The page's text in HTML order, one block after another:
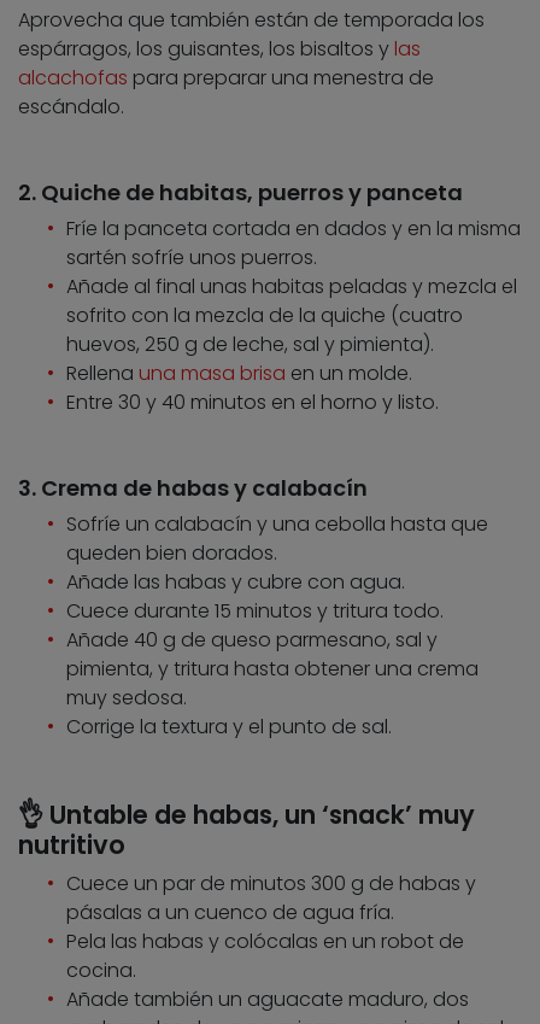
Aprovecha que también están de temporada los
espárragos, los guisantes, los bisaltos y las
alcachofas para preparar una menestra de
escándalo.
2. Quiche de habitas, puerros y panceta
Fríe la panceta cortada en dados y en la misma
sartén sofríe unos puerros.
Añade al final unas habitas peladas y mezcla el
sofrito con la mezcla de la quiche (cuatro
huevos, 250 g de leche, sal y pimienta).
Rellena una masa brisa en un molde.
Entre 30 y 40 minutos en el horno y listo.
3. Crema de habas y calabacín
Sofríe un calabacín y una cebolla hasta que
queden bien dorados.
Añade las habas y cubre con agua.
Cuece durante 15 minutos y tritura todo.
Añade 40 g de queso parmesano, sal y
pimienta, y tritura hasta obtener una crema
muy sedosa.
Corrige la textura y el punto de sal.
👌 Untable de habas, un ‘snack’ muy
nutritivo
Cuece un par de minutos 300 g de habas y
pásalas a un cuenco de agua fría.
Pela las habas y colócalas en un robot de
cocina.
Añade también un aguacate maduro, dos